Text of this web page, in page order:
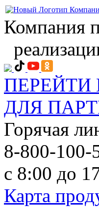
Компания
ПЕРЕЙТИ
ДЛЯ
Горячая
8-800-100-
с 8:00 до
Карта